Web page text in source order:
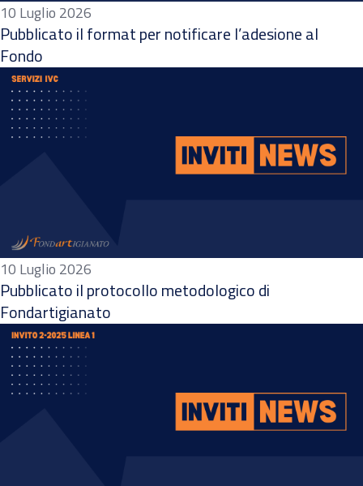
10 Luglio 2026
Pubblicato il format per notificare l’adesione al
Fondo
10 Luglio 2026
Pubblicato il protocollo metodologico di
Fondartigianato